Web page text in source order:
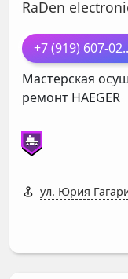
RaDen
+7 (919) 607-02
Мастерская
ремонт HAEGER
ул. Юрия